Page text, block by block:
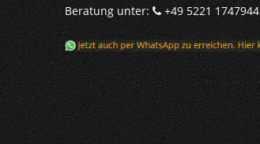
Beratung unter:
+49 5221 1747944